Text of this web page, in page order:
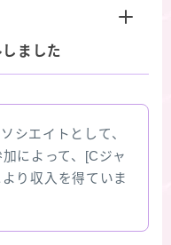
ました
シエイトとして、
によって、[Cジャ
り収入を得ていま